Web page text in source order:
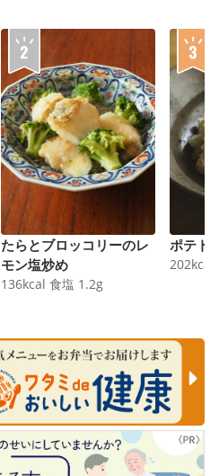
たらとブロッコリーのレ
モン塩炒め
136kcal 食塩 1.2g
ポテト
202kcal